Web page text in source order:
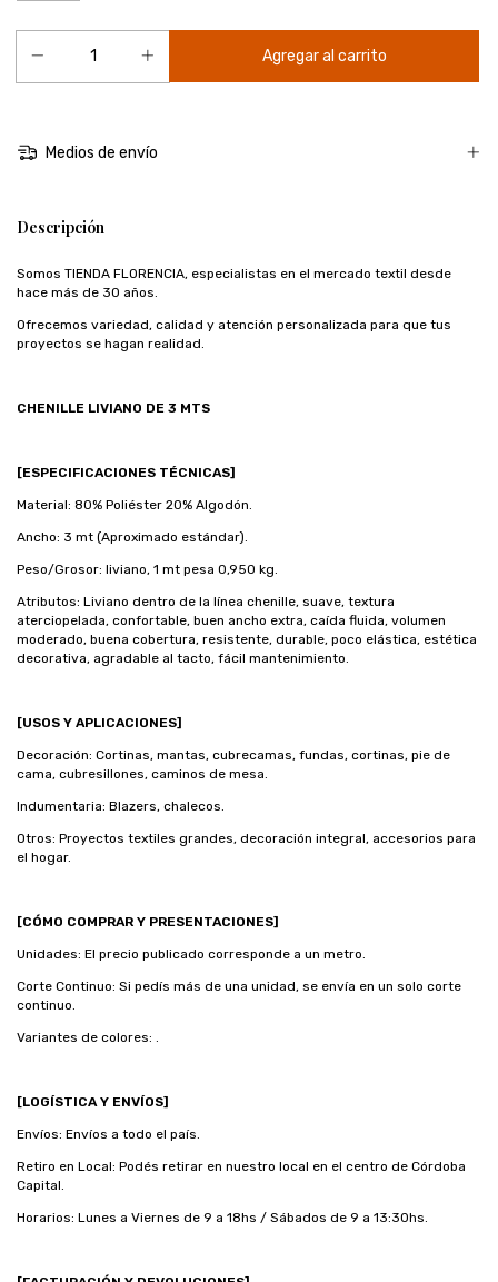
Medios de envío
Descripción
Somos TIENDA FLORENCIA, especialistas en el mercado textil desde
hace más de 30 años.
Ofrecemos variedad, calidad y atención personalizada para que tus
proyectos se hagan realidad.
CHENILLE LIVIANO DE 3 MTS
[ESPECIFICACIONES TÉCNICAS]
Material: 80% Poliéster 20% Algodón.
Ancho: 3 mt (Aproximado estándar).
Peso/Grosor: liviano, 1 mt pesa 0,950 kg.
Atributos: Liviano dentro de la línea chenille, suave, textura
aterciopelada, confortable, buen ancho extra, caída fluida, volumen
moderado, buena cobertura, resistente, durable, poco elástica, estética
decorativa, agradable al tacto, fácil mantenimiento.
[USOS Y APLICACIONES]
Decoración: Cortinas, mantas, cubrecamas, fundas, cortinas, pie de
cama, cubresillones, caminos de mesa.
Indumentaria: Blazers, chalecos.
Otros: Proyectos textiles grandes, decoración integral, accesorios para
el hogar.
[CÓMO COMPRAR Y PRESENTACIONES]
Unidades: El precio publicado corresponde a un metro.
Corte Continuo: Si pedís más de una unidad, se envía en un solo corte
continuo.
Variantes de colores: .
[LOGÍSTICA Y ENVÍOS]
Envíos: Envíos a todo el país.
Retiro en Local: Podés retirar en nuestro local en el centro de Córdoba
Capital.
Horarios: Lunes a Viernes de 9 a 18hs / Sábados de 9 a 13:30hs.